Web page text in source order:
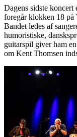
Dagens sidste koncert
foregår klokken 18 på
Bandet ledes af
humoristiske,
guitarspil giver ham
om Kent Thomsen